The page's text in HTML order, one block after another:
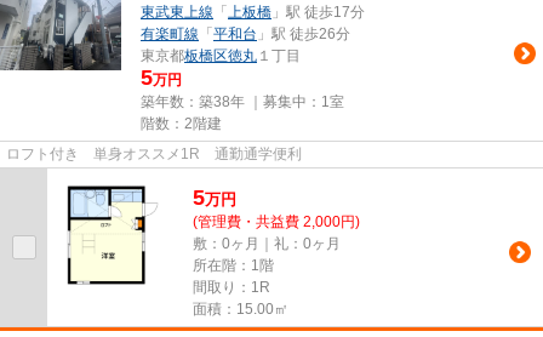
東武東上線 「 上板橋 」駅 徒歩17分
有楽町線 「 平和台 」駅 徒歩26分
東京都板橋区徳丸 １丁目
5万円
築年数：築38年 ｜募集中： 1室
階数：2階建
ロフト付き 単身オススメ1R 通勤通学便利
5万円
(管理費・共益費 2,000円)
敷：0ヶ月｜礼：0ヶ月
所在階：1階
間取り：1R
面積：15.00㎡